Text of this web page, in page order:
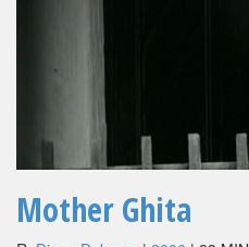
Mother Ghita